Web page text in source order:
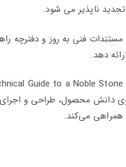
ناپذیر می شود.
فنی به روز و دفترچه
دهد.
دانش محصول، طراحی و
همراهی می‌کند.